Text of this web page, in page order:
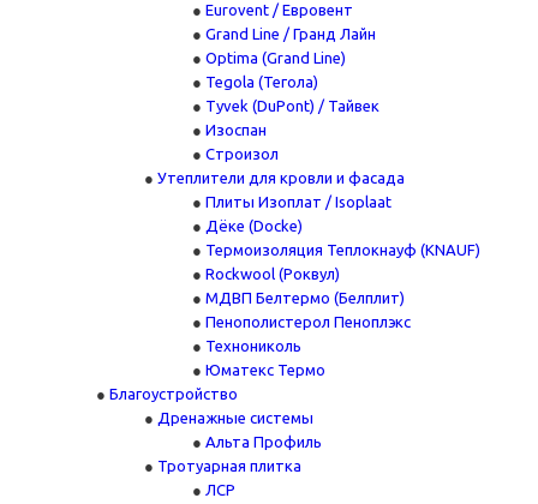
Eurovent / Евровент
Grand Line / Гранд Лайн
Optima (Grand Line)
Tegola (Тегола)
Tyvek (DuPont) / Тайвек
Изоспан
Строизол
Утеплители для кровли и фасада
Плиты Изоплат / Isoplaat
Дёке (Docke)
Термоизоляция Теплокнауф (KNAUF)
Rockwool (Роквул)
МДВП Белтермо (Белплит)
Пенополистерол Пеноплэкс
Технониколь
Юматекс Термо
Благоустройство
Дренажные системы
Альта Профиль
Тротуарная плитка
ЛСР